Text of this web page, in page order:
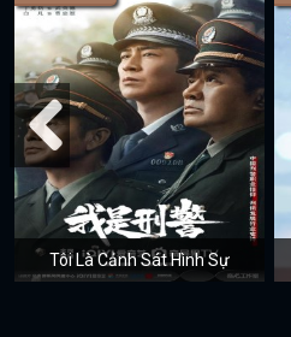
Tôi Là Cảnh Sát Hình Sự